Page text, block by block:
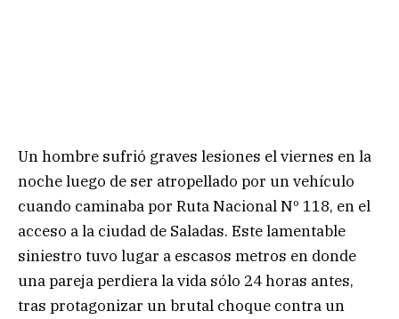
Un hombre sufrió graves lesiones el viernes en la
noche luego de ser atropellado por un vehículo
cuando caminaba por Ruta Nacional Nº 118, en el
acceso a la ciudad de Saladas. Este lamentable
siniestro tuvo lugar a escasos metros en donde
una pareja perdiera la vida sólo 24 horas antes,
tras protagonizar un brutal choque contra un